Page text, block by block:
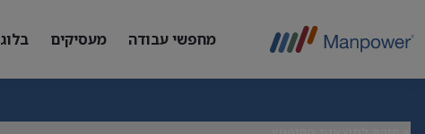
מחפשי עבודה מעסיקים בלוג